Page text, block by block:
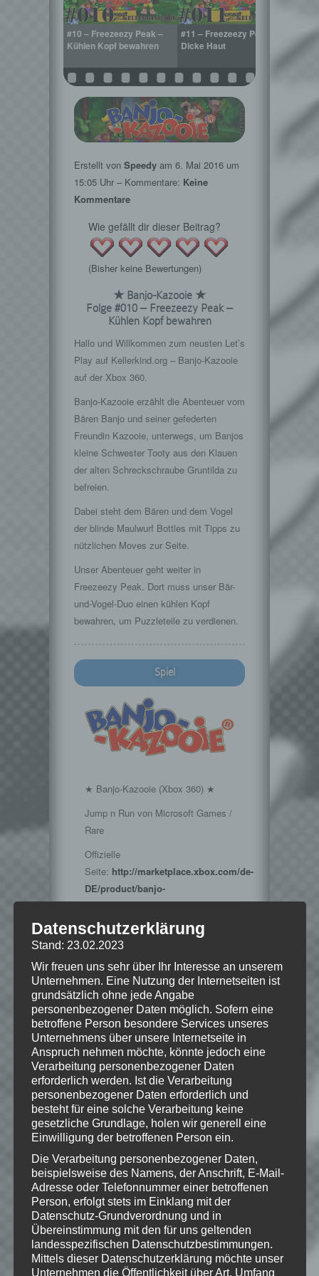
#10 – Freezeezy Peak –
Kühlen Kopf bewahren
#11 – Freezeezy Peak –
Dicke Haut
#12
Erstellt von Speedy am 6. Mai 2016 um
15:05 Uhr – Kommentare: Keine
Kommentare
Wie gefällt dir dieser Beitrag?
(Bisher keine Bewertungen)
★ Banjo-Kazooie ★
Folge #010 – Freezeezy Peak –
Kühlen Kopf bewahren
Hallo und Willkommen zum neusten Let’s
Play auf Kellerkind.org – Banjo-Kazooie
auf der Xbox 360.
Banjo-Kazooie erzählt die Abenteuer vom
Bären Banjo und seiner gefederten
Freundin Kazooie, unterwegs, um Banjos
kleine Schwester Tooty aus den Klauen
der alten Schreckschraube Gruntilda zu
befreien.
Dabei steht dem Bären und dem Vogel
der blinde Maulwurf Bottles mit Tipps zu
nützlichen Moves zur Seite.
Unser Abenteuer geht weiter in
Freezeezy Peak. Dort muss unser Bär-
und-Vogel-Duo einen kühlen Kopf
bewahren, um Puzzleteile zu verdienen.
Spiel
★ Banjo-Kazooie (Xbox 360) ★
Jump n Run von Microsoft Games /
Rare
Offizielle
Seite: http://marketplace.xbox.com/de-
DE/product/banjo-
kazooie/66acd000-77fe-1000-9115-
d80258410954/
Hinweise
Wenn Dir das Spiel gefällt,
unterstütze bitte die Entwickler und
kaufe Dir das Spiel im Original!
Xbox
Marketplace:http://marketplace.xbox.com/de-
DE/product/banjo-
kazooie/66acd000-77fe-1000-9115-
d80258410954/
© 2016 Microsoft, all rights reserved.
Datenschutzerklärung
Stand: 23.02.2023
Wir freuen uns sehr über Ihr Interesse an unserem
Unternehmen. Eine Nutzung der Internetseiten ist
grundsätzlich ohne jede Angabe
personenbezogener Daten möglich. Sofern eine
betroffene Person besondere Services unseres
Unternehmens über unsere Internetseite in
Anspruch nehmen möchte, könnte jedoch eine
Verarbeitung personenbezogener Daten
erforderlich werden. Ist die Verarbeitung
personenbezogener Daten erforderlich und
besteht für eine solche Verarbeitung keine
gesetzliche Grundlage, holen wir generell eine
Einwilligung der betroffenen Person ein.
Die Verarbeitung personenbezogener Daten,
beispielsweise des Namens, der Anschrift, E-Mail-
Adresse oder Telefonnummer einer betroffenen
Person, erfolgt stets im Einklang mit der
Datenschutz-Grundverordnung und in
Übereinstimmung mit den für uns geltenden
landesspezifischen Datenschutzbestimmungen.
Mittels dieser Datenschutzerklärung möchte unser
Unternehmen die Öffentlichkeit über Art, Umfang